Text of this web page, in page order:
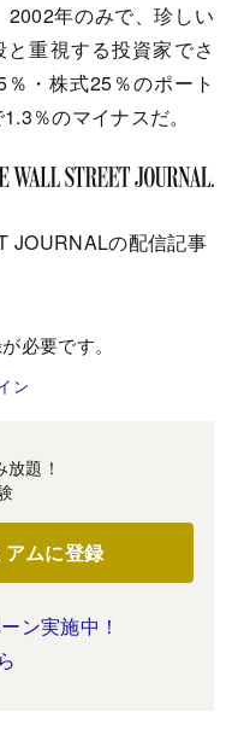
年のみで、珍しい
重視する投資家でさ
・株式25％のポート
％のマイナスだ。
JOURNALの配信記事
必要です。
ン
題！
ムに登録
ン実施中！